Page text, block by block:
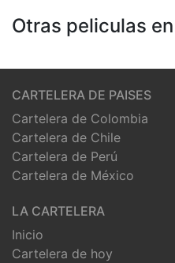
Otras peliculas
CARTELERA DE PAISES
Cartelera de Colombia
Cartelera de Chile
Cartelera de Perú
Cartelera de México
LA CARTELERA
Inicio
Cartelera de hoy